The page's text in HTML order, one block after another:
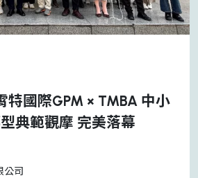
特國際GPM × TMBA 中小
典範觀摩 完美落幕
公司